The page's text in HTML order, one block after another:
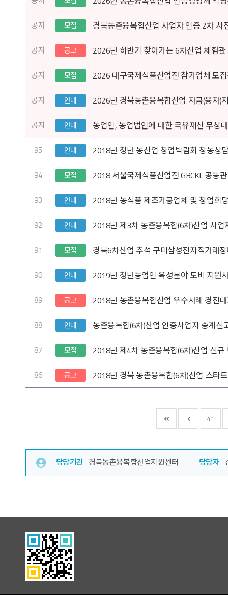
공지 모집 경북농촌융복합산업 사업자 인증 2차 사
공지 공고 2026년 하반기 찾아가는 6차산업 체험
공지 모집 2026 대구국제식품산업전 참가업체 모
공지 안내 2026년 경북농촌융복합산업 자금(융자)
공지 안내 농업인, 농업법인에 대한 국유재산 무상
95 안내 2018년 청년 농산업 창업박람회 창농상
94 모집 2018 서울국제식품산업전 GBCKL 공동
93 안내 2018년 농식품 제조가공업체 및 창업희
92 안내 2018년 제3차 농촌융복합(6차)산업 사
91 모집 경북6차산업 추석 구미삼성전자직거래
90 안내 2019년 청년농업인 육성분야 도비 지원
89 공고 2018년 농촌융복합산업 우수사례 경진
88 안내 농촌융복합(6차)산업 인증사업자 승계신
87 모집 2018년 제4차 농촌융복합(6차)산업 신규
86 공고 2018년 경북 농촌융복합(6차)산업 스타
41
담당기관 경북농촌융복합산업지원센터 담당자